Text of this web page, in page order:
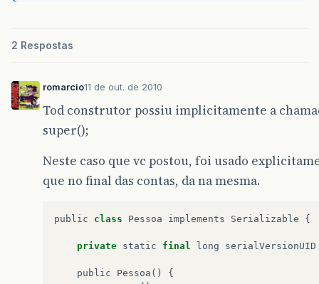
2 Respostas
romarcio11 de out. de 2010
Tod construtor possiu implicitamente a
super();
Neste caso que vc postou, foi usado
que no final das contas, da na mesma.
public class Pessoa implements Serializable {
private static final long serialVersionUID
public Pessoa ()
{